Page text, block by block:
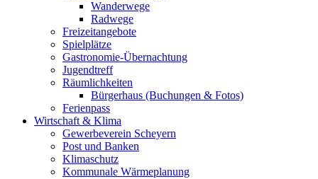
Wanderwege
Radwege
Freizeitangebote
Spielplätze
Gastronomie-Übernachtung
Jugendtreff
Räumlichkeiten
Bürgerhaus (Buchungen & Fotos)
Ferienpass
Wirtschaft & Klima
Gewerbeverein Scheyern
Post und Banken
Klimaschutz
Kommunale Wärmeplanung